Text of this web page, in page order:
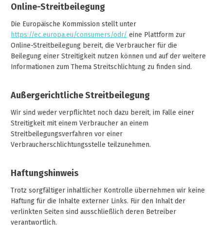
Online-Streitbeilegung
Die Europäische Kommission stellt unter
https://ec.europa.eu/consumers/odr/ eine Plattform zur
Online-Streitbeilegung bereit, die Verbraucher für die
Beilegung einer Streitigkeit nutzen können und auf der weitere
Informationen zum Thema Streitschlichtung zu finden sind.
Außergerichtliche Streitbeilegung
Wir sind weder verpflichtet noch dazu bereit, im Falle einer
Streitigkeit mit einem Verbraucher an einem
Streitbeilegungsverfahren vor einer
Verbraucherschlichtungsstelle teilzunehmen.
Haftungshinweis
Trotz sorgfältiger inhaltlicher Kontrolle übernehmen wir keine
Haftung für die Inhalte externer Links. Für den Inhalt der
verlinkten Seiten sind ausschließlich deren Betreiber
verantwortlich.